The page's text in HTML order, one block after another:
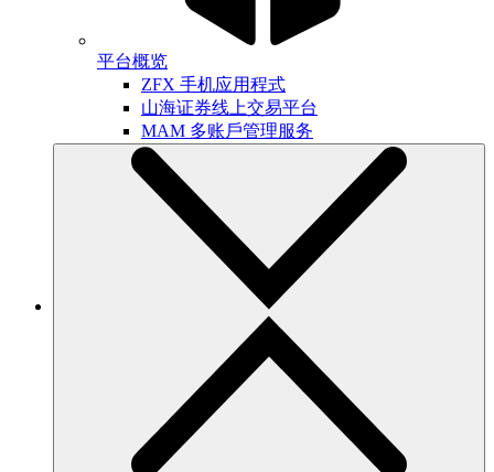
平台概览
ZFX 手机应用程式
山海证券线上交易平台
MAM 多账戶管理服务